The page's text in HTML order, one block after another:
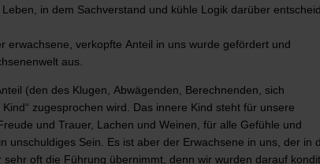
in dem Sachverstand und kühle Logik darüber
verkopfte Anteil in uns wurde gefördert und
aus.
(den des Klugen, Abwägenden, Berechnenden, sich
zugesprochen wird. Das innere Kind steht für unsere
und Trauer, Lachen und Weinen, für alle Gefühle und
unschuldiges Sein. Es ist aber der Erwachsene in uns, der in
sehr oft die Führung übernimmt, denn wir wurden darauf